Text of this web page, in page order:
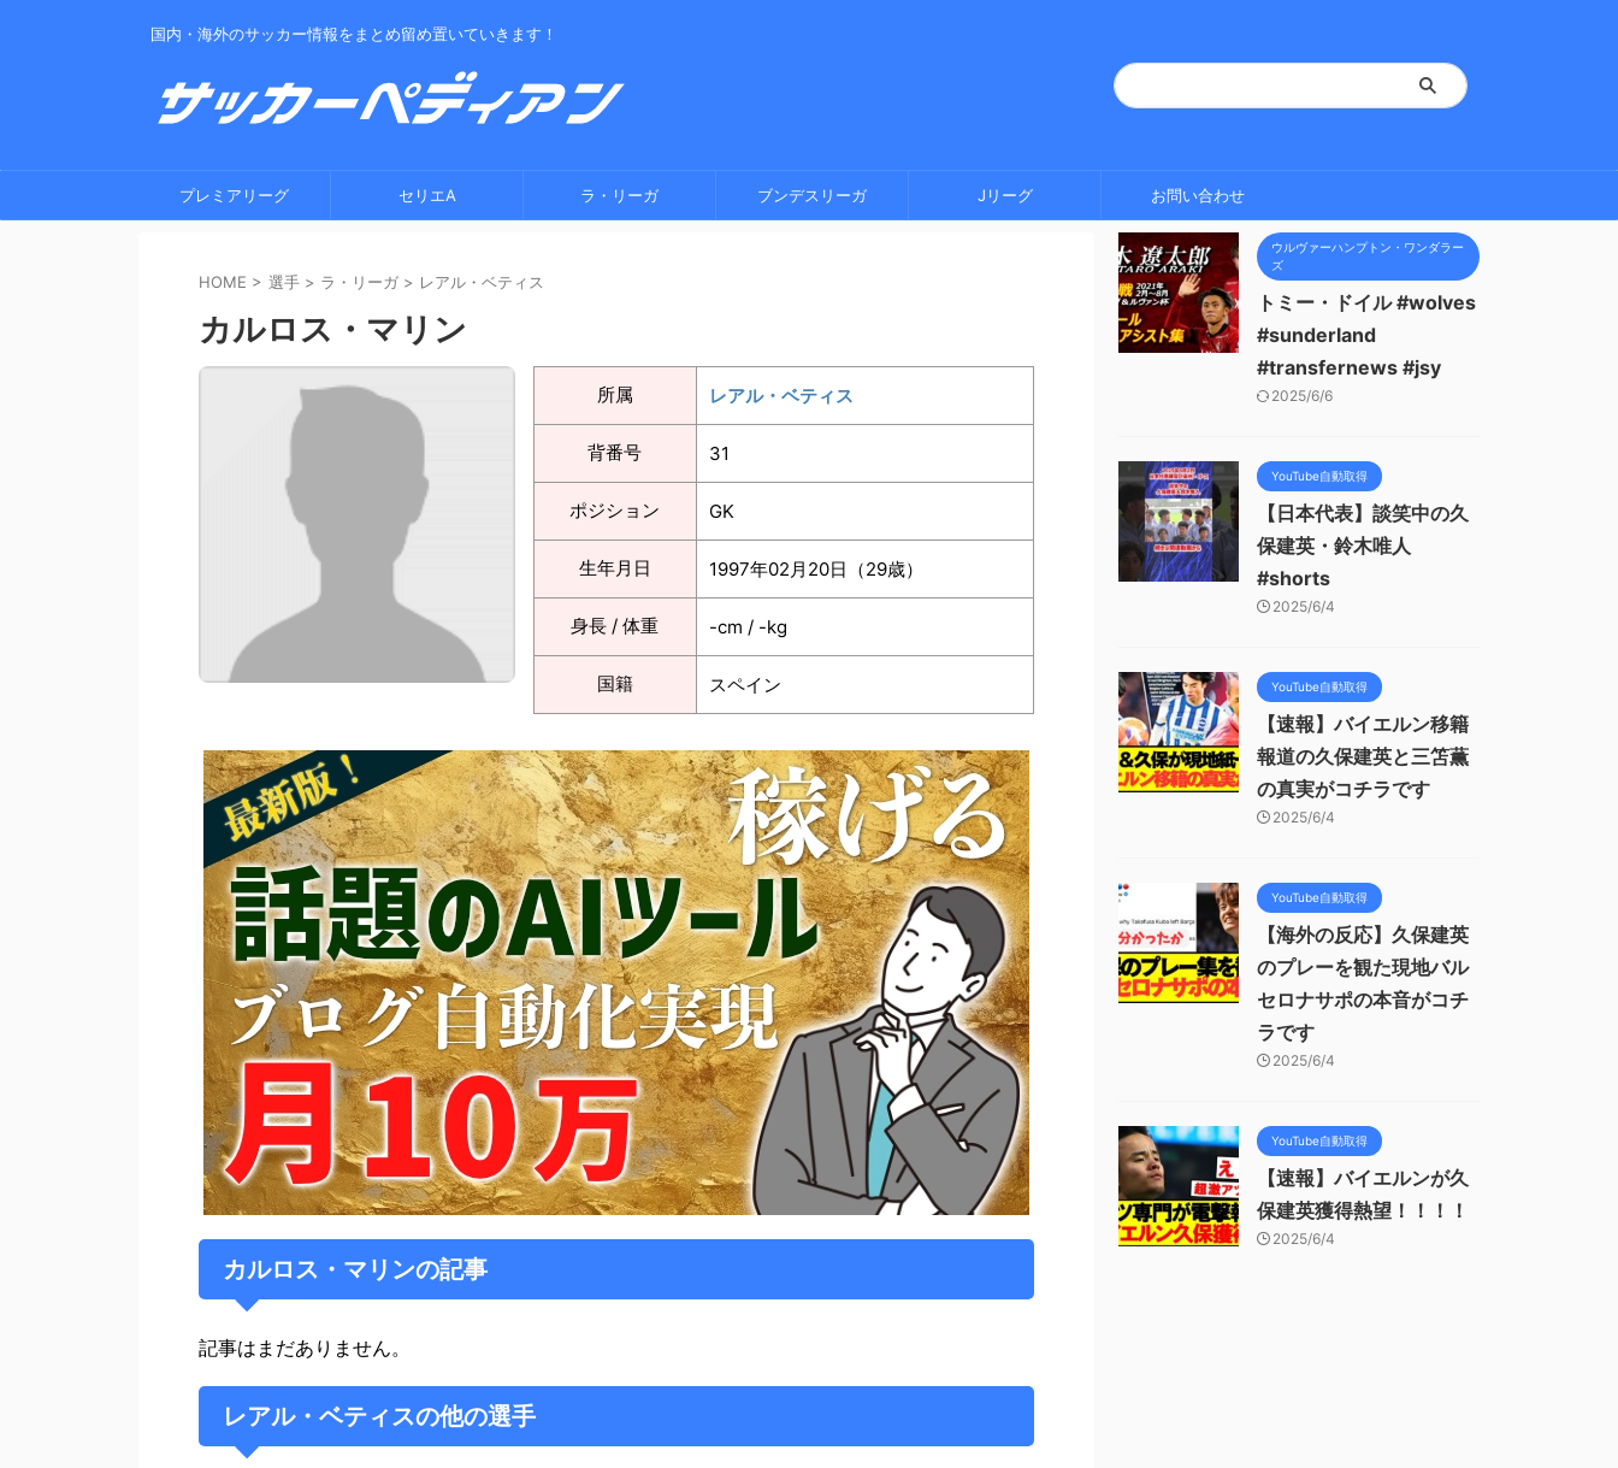
国内・海外のサッカー情報をまとめ留め置いていきます！
プレミアリーグ セリエA ラ・リーガ ブンデスリーガ Jリーグ お問い合わせ
HOME > 選手 > ラ・リーガ > レアル・ベティス
カルロス・マリン
所属 レアル・ベティス
背番号 31
ポジション GK
生年月日 1997年02月20日（29歳）
身長 / 体重 -cm / -kg
国籍 スペイン
カルロス・マリンの記事
記事はまだありません。
レアル・ベティスの他の選手
ウルヴァーハンプトン・ワンダラー
ズ
トミー・ドイル #wolves
#sunderland
#transfernews #jsy
2025/6/6
YouTube自動取得
【日本代表】談笑中の久
保建英・鈴木唯人
#shorts
2025/6/4
YouTube自動取得
【速報】バイエルン移籍
報道の久保建英と三笘薫
の真実がコチラです
2025/6/4
YouTube自動取得
【海外の反応】久保建英
のプレーを観た現地バル
セロナサポの本音がコチ
ラです
2025/6/4
YouTube自動取得
【速報】バイエルンが久
保建英獲得熱望！！！！
2025/6/4